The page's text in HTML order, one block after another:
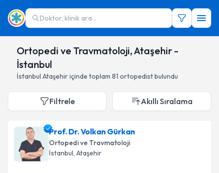
Doktor, klinik ara...
Ortopedi ve Travmatoloji, Ataşehir -
İstanbul
İstanbul Ataşehiriçinde toplam 81 ortopedistbulundu
Filtrele Akıllı Sıralama
Prof. Dr. Volkan Gürkan
Ortopedi ve Travmatoloji
İstanbul, Ataşehir